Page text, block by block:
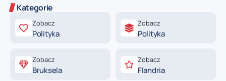
Kategorie
Zobacz
Polityka
Zobacz
Polityka
Zobacz
Bruksela
Zobacz
Flandria